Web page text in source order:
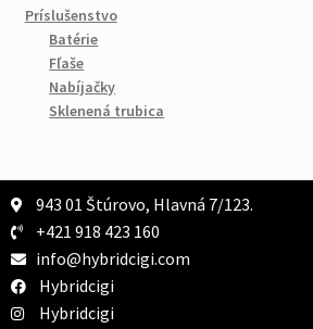
Príslušenstvo
Batérie
Fľaše
Nabíjačky
Sklenená trubica
943 01 Štúrovo, Hlavná 7/123.
+421 918 423 160
info@hybridcigi.com
Hybridcigi
Hybridcigi